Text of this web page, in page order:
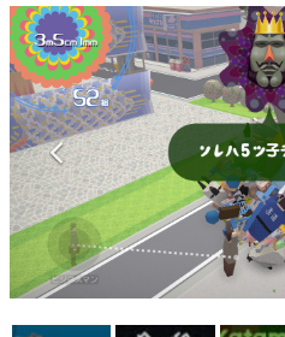
なんでゲームは面
ゲーム開発者・
具体的な形から解き明
です。
ゲームが変えた日
「経験値」「裏技」「
の起源や用法の変遷を
イニーP氏が徹底調査。
カテゴリ
特集記事
マンガ